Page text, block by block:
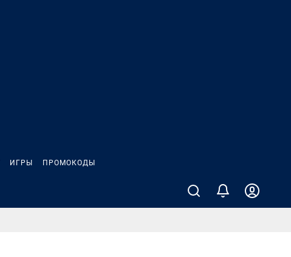
ИГРЫ ПРОМОКОДЫ